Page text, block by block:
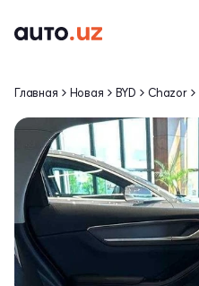
Главная Новая BYD Chazor